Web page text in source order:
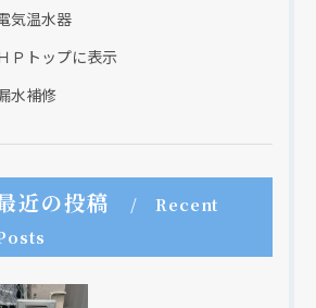
気温水器
ＨＰトップに表示
水補修
近の投稿
Recent